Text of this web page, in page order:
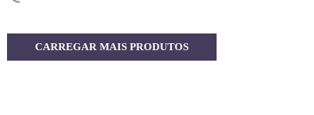
CARREGAR MAIS PRODUTOS